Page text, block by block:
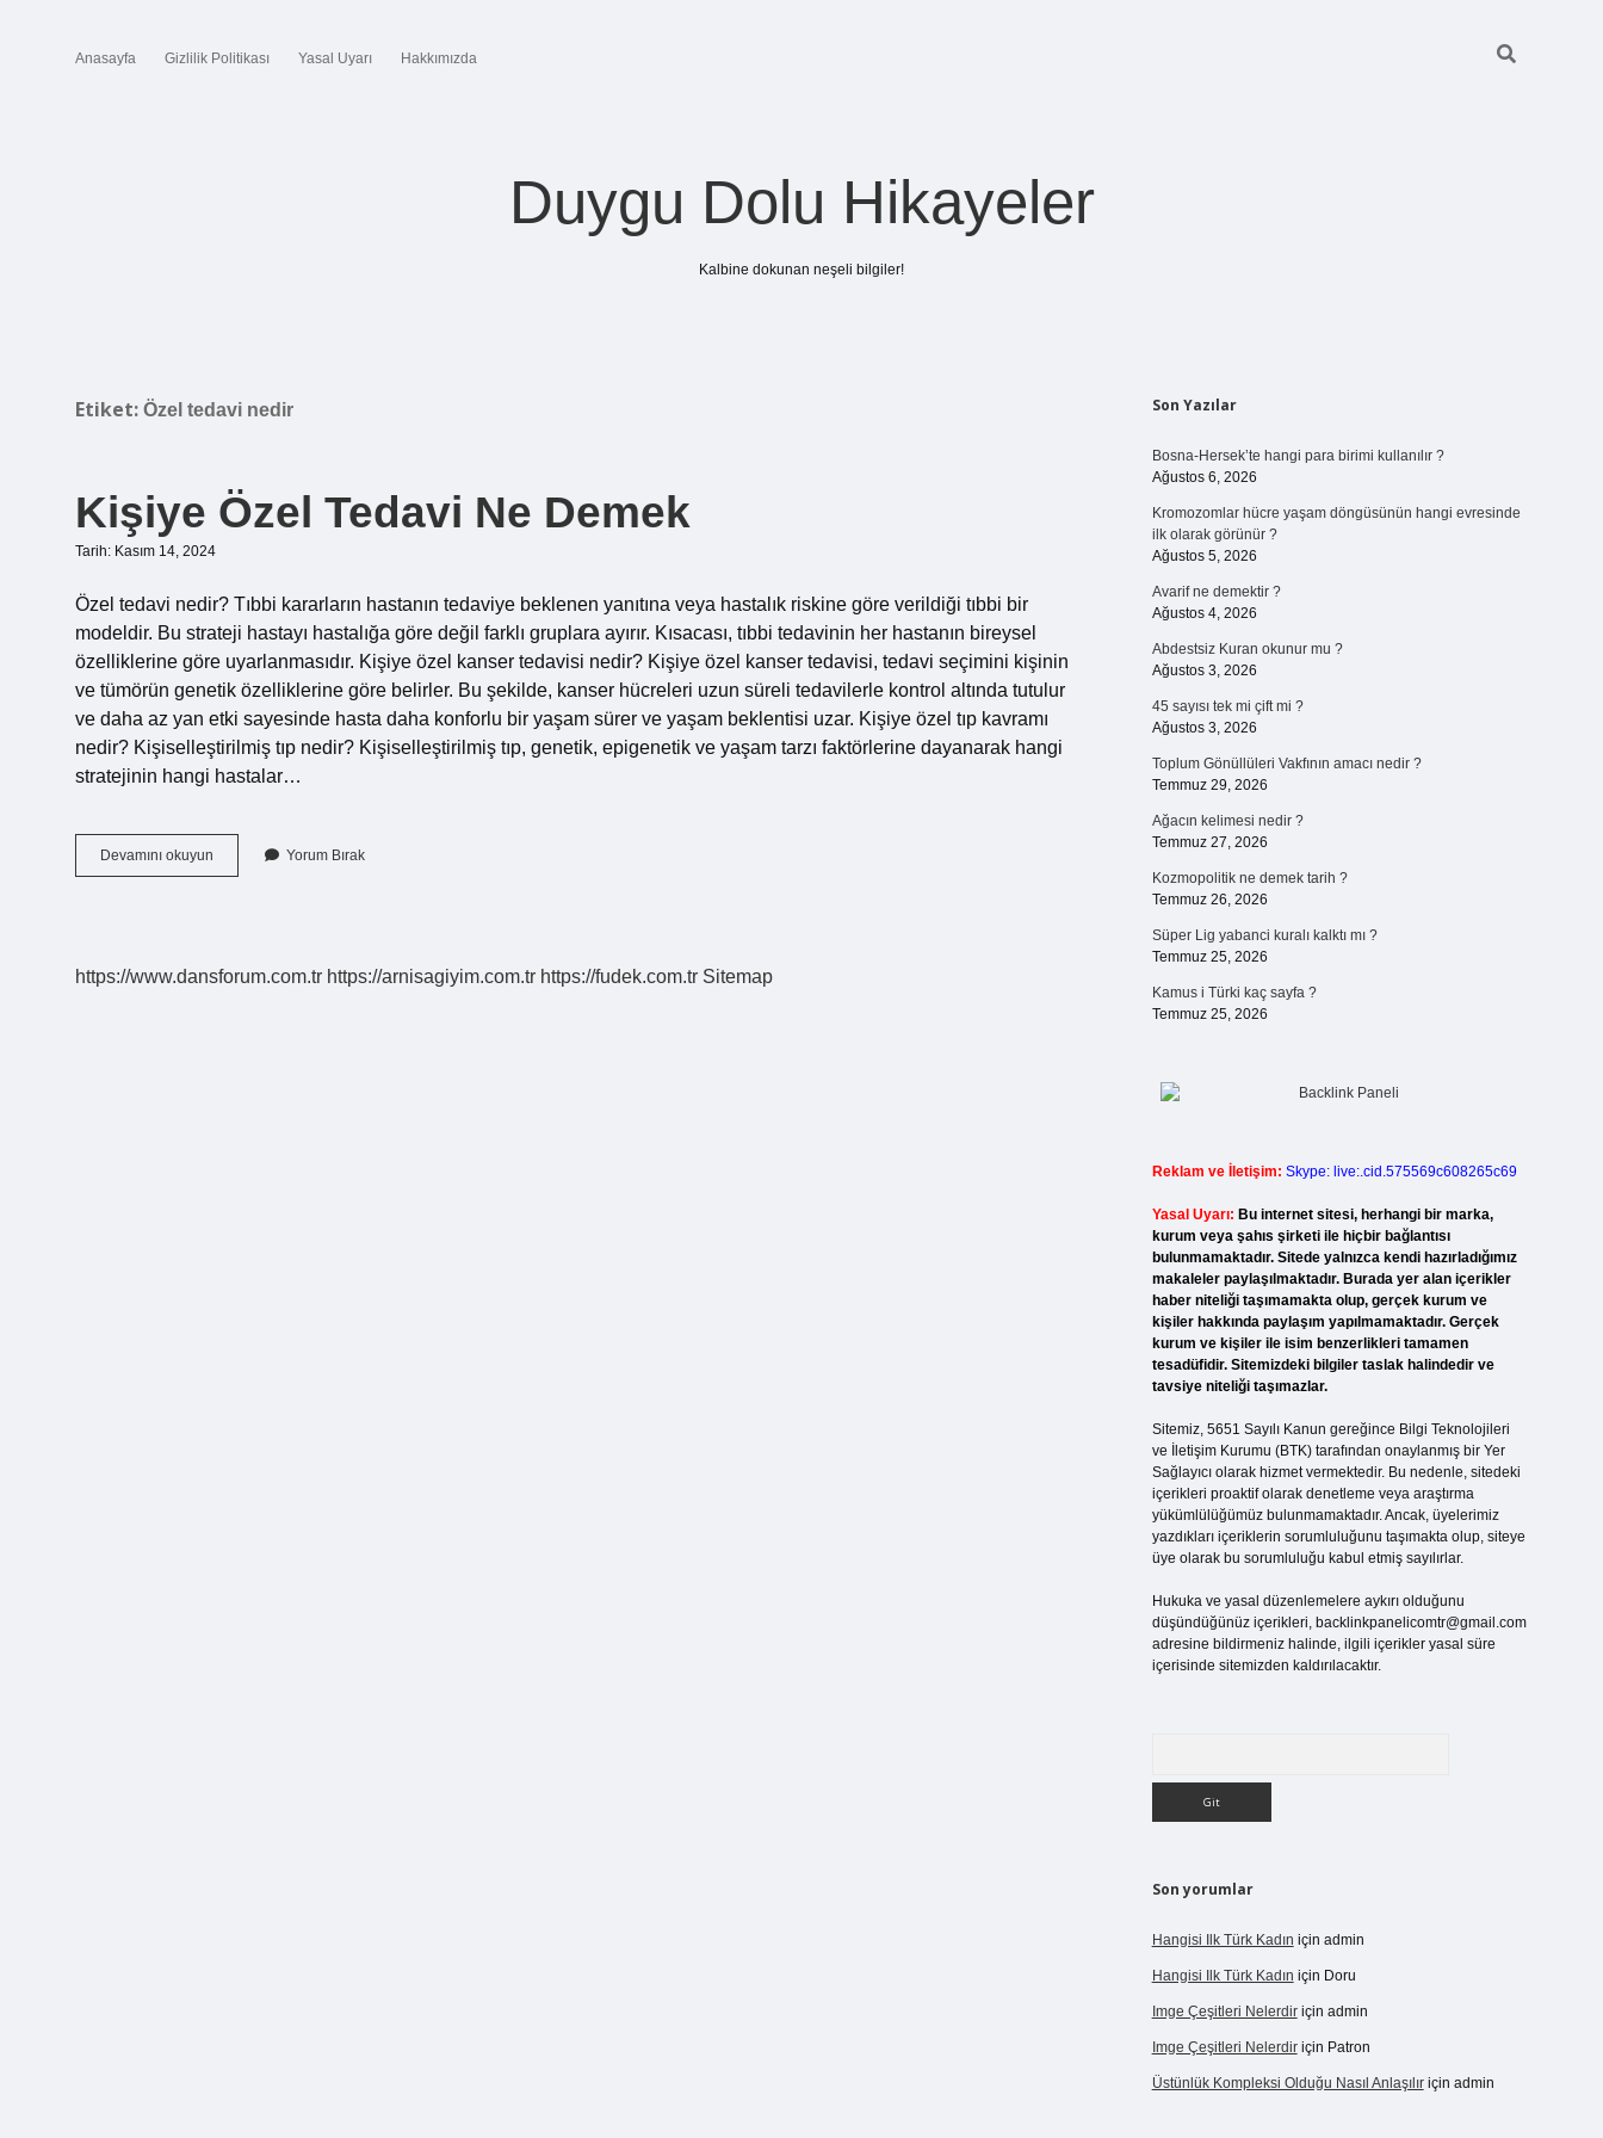
Anasayfa Gizlilik Politikası Yasal Uyarı Hakkımızda
Duygu Dolu Hikayeler
Kalbine dokunan neşeli bilgiler!
Etiket: Özel tedavi nedir
Kişiye Özel Tedavi Ne Demek
Tarih: Kasım 14, 2024
Özel tedavi nedir? Tıbbi kararların hastanın tedaviye beklenen yanıtına veya hastalık riskine göre verildiği tıbbi bir
modeldir. Bu strateji hastayı hastalığa göre değil farklı gruplara ayırır. Kısacası, tıbbi tedavinin her hastanın bireysel
özelliklerine göre uyarlanmasıdır. Kişiye özel kanser tedavisi nedir? Kişiye özel kanser tedavisi, tedavi seçimini kişinin
ve tümörün genetik özelliklerine göre belirler. Bu şekilde, kanser hücreleri uzun süreli tedavilerle kontrol altında tutulur
ve daha az yan etki sayesinde hasta daha konforlu bir yaşam sürer ve yaşam beklentisi uzar. Kişiye özel tıp kavramı
nedir? Kişiselleştirilmiş tıp nedir? Kişiselleştirilmiş tıp, genetik, epigenetik ve yaşam tarzı faktörlerine dayanarak hangi
stratejinin hangi hastalar…
Devamını okuyun
Özel
Yorum Bırak
https://www.dansforum.com.tr https://arnisagiyim.com.tr https://fudek.com.tr Sitemap
Sidebar
Son Yazılar
Bosna-Hersek’te hangi para birimi kullanılır ?
Ağustos 6, 2026
Kromozomlar hücre yaşam döngüsünün hangi evresinde
ilk olarak görünür ?
Ağustos 5, 2026
Avarif ne demektir ?
Ağustos 4, 2026
Abdestsiz Kuran okunur mu ?
Ağustos 3, 2026
45 sayısı tek mi çift mi ?
Ağustos 3, 2026
Toplum Gönüllüleri Vakfının amacı nedir ?
Temmuz 29, 2026
Ağacın kelimesi nedir ?
Temmuz 27, 2026
Kozmopolitik ne demek tarih ?
Temmuz 26, 2026
Süper Lig yabanci kuralı kalktı mı ?
Temmuz 25, 2026
Kamus i Türki kaç sayfa ?
Temmuz 25, 2026
Reklam ve İletişim: Skype: live:.cid.575569c608265c69
Yasal Uyarı: Bu internet sitesi, herhangi bir marka,
kurum veya şahıs şirketi ile hiçbir bağlantısı
bulunmamaktadır. Sitede yalnızca kendi hazırladığımız
makaleler paylaşılmaktadır. Burada yer alan içerikler
haber niteliği taşımamakta olup, gerçek kurum ve
kişiler hakkında paylaşım yapılmamaktadır. Gerçek
kurum ve kişiler ile isim benzerlikleri tamamen
tesadüfidir. Sitemizdeki bilgiler taslak halindedir ve
tavsiye niteliği taşımazlar.
Sitemiz, 5651 Sayılı Kanun gereğince Bilgi Teknolojileri
ve İletişim Kurumu (BTK) tarafından onaylanmış bir Yer
Sağlayıcı olarak hizmet vermektedir. Bu nedenle, sitedeki
içerikleri proaktif olarak denetleme veya araştırma
yükümlülüğümüz bulunmamaktadır. Ancak, üyelerimiz
yazdıkları içeriklerin sorumluluğunu taşımakta olup, siteye
üye olarak bu sorumluluğu kabul etmiş sayılırlar.
Hukuka ve yasal düzenlemelere aykırı olduğunu
düşündüğünüz içerikleri, backlinkpanelicomtr@gmail.com
adresine bildirmeniz halinde, ilgili içerikler yasal süre
içerisinde sitemizden kaldırılacaktır.
Son yorumlar
Hangisi Ilk Türk Kadın için admin
Hangisi Ilk Türk Kadın için Doru
Imge Çeşitleri Nelerdiriçin admin
Imge Çeşitleri Nelerdiriçin Patron
Üstünlük Kompleksi Olduğu Nasıl Anlaşılıriçin admin
ilbet girişhttps://betexpergiris.casino/